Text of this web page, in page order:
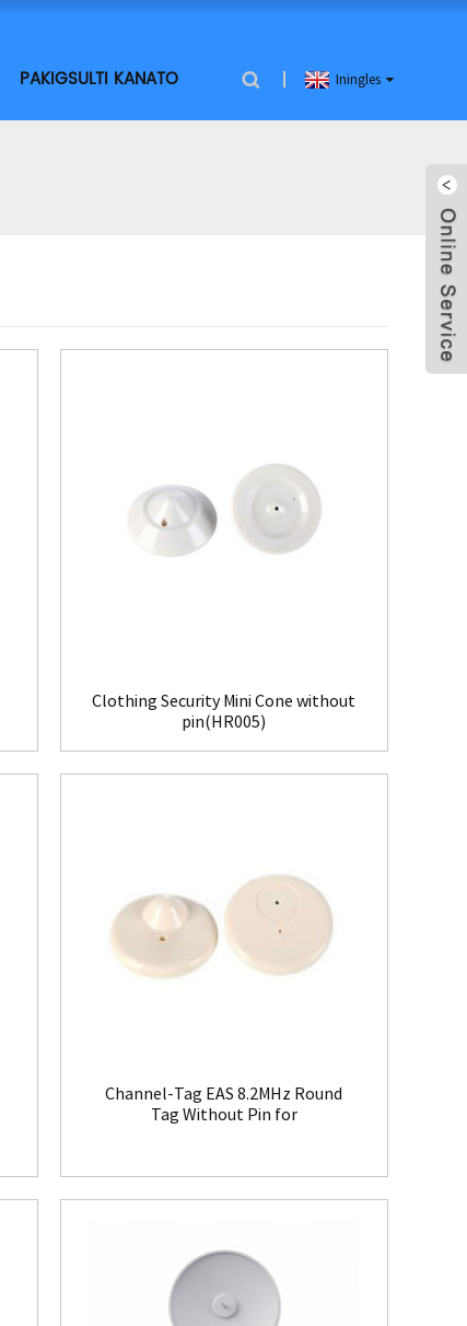
PAKIGSULTI KANATO Iningles
Clothing Security Mini Cone without
pin(HR005)
Channel-Tag EAS 8.2MHz Round
Tag Without Pin for